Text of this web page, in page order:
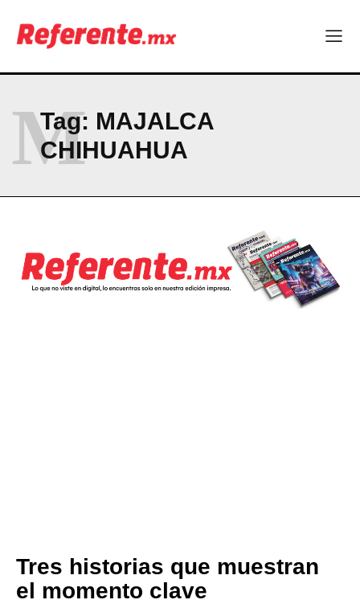
Tag: MAJALCA
CHIHUAHUA
M
Tres historias que muestran
el momento clave